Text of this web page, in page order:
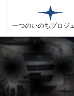
一つのいのちプロジ